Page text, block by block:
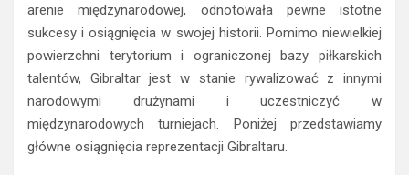
arenie międzynarodowej, odnotowała pewne istotne
sukcesy i osiągnięcia w swojej historii. Pomimo niewielkiej
powierzchni terytorium i ograniczonej bazy piłkarskich
talentów, Gibraltar jest w stanie rywalizować z innymi
narodowymi drużynami i uczestniczyć w
międzynarodowych turniejach. Poniżej przedstawiamy
główne osiągnięcia reprezentacji Gibraltaru.